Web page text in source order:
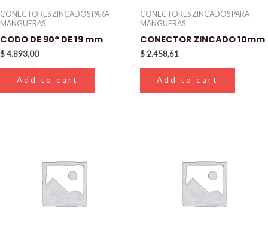
CONECTORES ZINCADOS PARA
MANGUERAS
CODO DE 90° DE 19 mm
$4.893,00
Add to cart
CONECTORES ZINCADOS PARA
MANGUERAS
CONECTOR ZINCADO 10mm
$ 2.458,61
Add to cart